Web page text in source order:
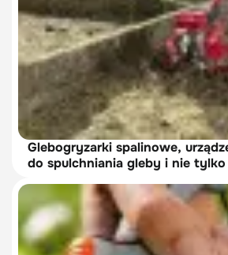
Glebogryzarki spalinowe,
do spulchniania gleby i nie tylko